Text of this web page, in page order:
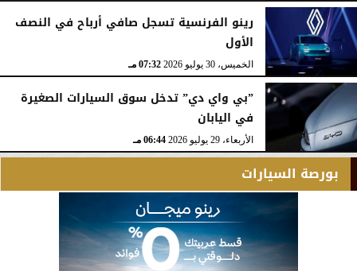
رينو الفرنسية تسجل صافي أرباح في النصف
الأول
الخميس، 30 يوليو 2026 07:32 مـ
”بي واي دي” تدخل سوق السيارات الصغيرة
في اليابان
الأربعاء، 29 يوليو 2026 06:44 مـ
بورصة السيارات